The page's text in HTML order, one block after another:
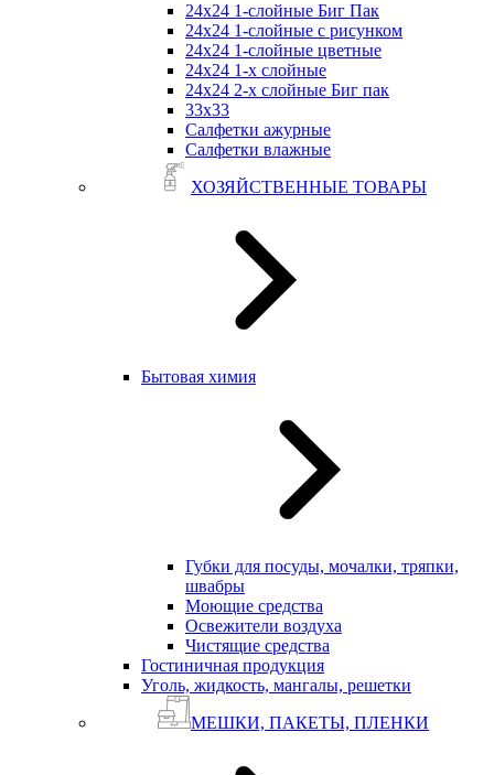
24х24 1-слойные Биг Пак
24х24 1-слойные с рисунком
24х24 1-слойные цветные
24х24 1-х слойные
24х24 2-х слойные Биг пак
33х33
Салфетки ажурные
Салфетки влажные
ХОЗЯЙСТВЕННЫЕ ТОВАРЫ
Бытовая химия
Губки для посуды, мочалки, тряпки,
швабры
Моющие средства
Освежители воздуха
Чистящие средства
Гостиничная продукция
Уголь, жидкость, мангалы, решетки
МЕШКИ, ПАКЕТЫ, ПЛЕНКИ